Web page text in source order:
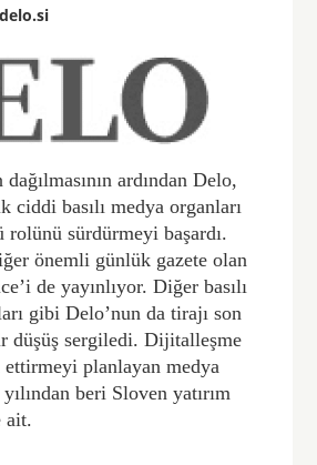
dağılmasının ardından Delo,
ciddi basılı medya organları
rolünü sürdürmeyi başardı.
önemli günlük gazete olan
de yayınlıyor. Diğer basılı
gibi Delo’nun da tirajı son
düşüş sergiledi. Dijitalleşme
planlayan medya
beri Sloven yatırım
ait.